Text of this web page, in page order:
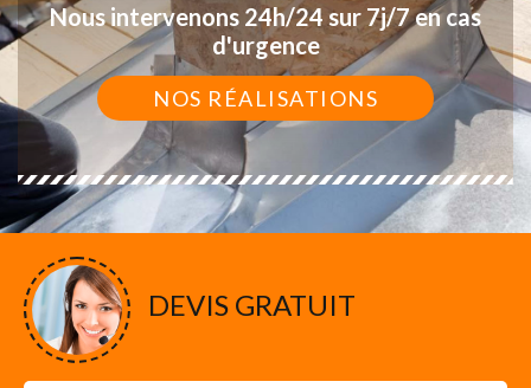
Nous intervenons 24h/24 sur 7j/7 en cas
d'urgence
NOS RÉALISATIONS
DEVIS GRATUIT